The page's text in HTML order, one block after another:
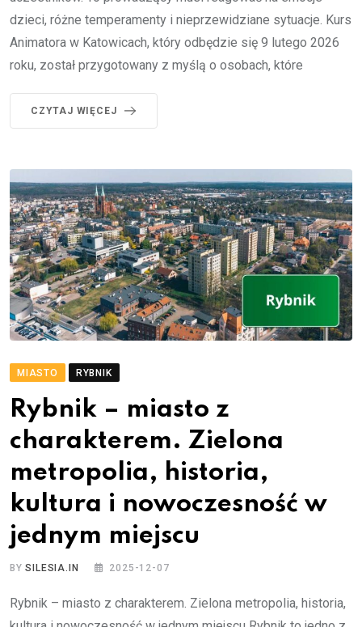
dzieci, różne temperamenty i nieprzewidziane sytuacje. Kurs
Animatora w Katowicach, który odbędzie się 9 lutego 2026
roku, został przygotowany z myślą o osobach, które
CZYTAJ WIĘCEJ
MIASTO RYBNIK
Rybnik – miasto z
charakterem. Zielona
metropolia, historia,
kultura i nowoczesność w
jednym miejscu
BYSILESIA.IN 2025-12-07
Rybnik – miasto z charakterem. Zielona metropolia, historia,